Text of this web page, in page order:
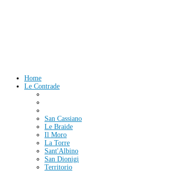
Home
Le Contrade
San Cassiano
Le Braide
Il Moro
La Torre
Sant'Albino
San Dionigi
Territorio